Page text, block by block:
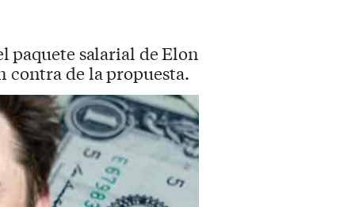
paquete salarial de Elon
contra de la propuesta.